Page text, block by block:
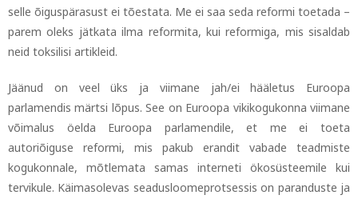
selle õiguspärasust ei tõestata. Me ei saa seda reformi toetada –
parem oleks jätkata ilma reformita, kui reformiga, mis sisaldab
neid toksilisi artikleid.
Jäänud on veel üks ja viimane jah/ei hääletus Euroopa
parlamendis märtsi lõpus. See on Euroopa vikikogukonna viimane
võimalus öelda Euroopa parlamendile, et me ei toeta
autoriõiguse reformi, mis pakub erandit vabade teadmiste
kogukonnale, mõtlemata samas interneti ökosüsteemile kui
tervikule. Käimasolevas seadusloomeprotsessis on paranduste ja